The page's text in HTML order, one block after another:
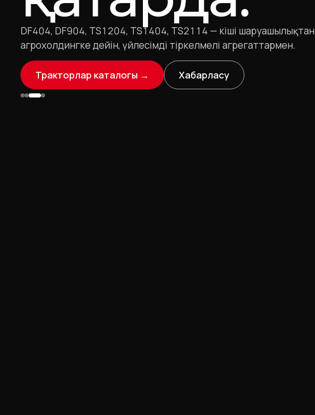
DF404, DF904, TS1204, TS1404, TS2114 — кіші шаруашылықтан
агрохолдингке дейін, үйлесімді тіркелмелі агрегаттармен.
Тракторлар каталогы → Хабарласу